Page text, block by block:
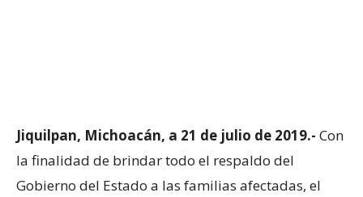
Jiquilpan, Michoacán, a 21 de julio de 2019.- Con
la finalidad de brindar todo el respaldo del
Gobierno del Estado a las familias afectadas, el